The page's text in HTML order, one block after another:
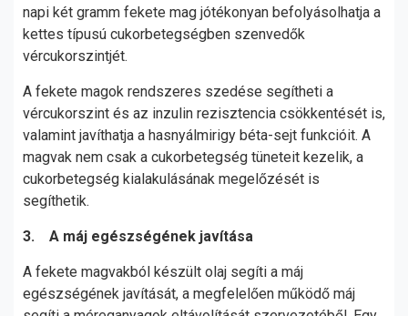
napi két gramm fekete mag jótékonyan befolyásolhatja a
kettes típusú cukorbetegségben szenvedők
vércukorszintjét.
A fekete magok rendszeres szedése segítheti a
vércukorszint és az inzulin rezisztencia csökkentését is,
valamint javíthatja a hasnyálmirigy béta-sejt funkcióit. A
magvak nem csak a cukorbetegség tüneteit kezelik, a
cukorbetegség kialakulásának megelőzését is
segíthetik.
3. A máj egészségének javítása
A fekete magvakból készült olaj segíti a máj
egészségének javítását, a megfelelően működő máj